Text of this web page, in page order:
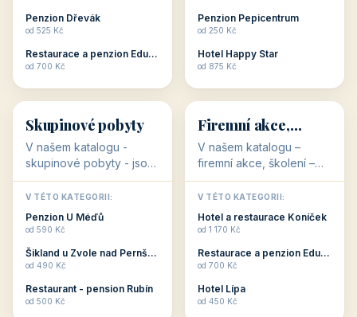
Romantické ...
Penzion Dřevák
od 525 Kč
Restaurace a penzion Eduard
od 700 Kč
Penzion Pepicentrum
od 250 Kč
Hotel Happy Star
od 875 Kč
👥
👥
32 objektů
Skupinové pobyty
V našem katalogu -
skupinové pobyty - jsou
pro Vás připraveny
objekty, které nabízí
ubytování skupin v
penzionech, hotelích a
Budete překva...
V TÉTO KATEGORII:
Penzion U Méďů
od 590 Kč
Šikland u Zvole nad Pernštejnem
od 490 Kč
Restaurant - pension Rubín
od 500 Kč
💼
💼
31 objektů
Firemní akce,
školení
V našem katalogu –
firemní akce, školení –
jsou pro Vás připraveny
objekty, které mají
zkušenosti pořádat i
menší firemní akce a
ob...
V TÉTO KATEGORII:
Hotel a restaurace Koníček
od 1 170 Kč
Restaurace a penzion Eduard
od 700 Kč
Hotel Lípa
od 450 Kč